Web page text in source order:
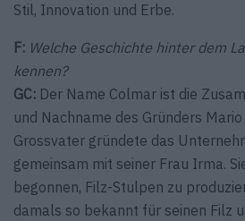
Stil, Innovation und Erbe.
F: Welche Geschichte hinter dem
kennen?
GC: Der Name Colmar ist die
und Nachname des Gründers
Grossvater gründete das
gemeinsam mit seiner Frau Irma.
begonnen, Filz-Stulpen zu
damals so bekannt für seinen Filz